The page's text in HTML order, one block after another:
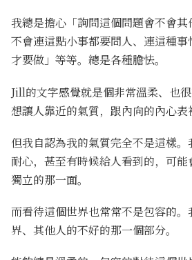
我總是擔心「詢問這個問題會不會
不會連這點小事都要問人、連這種
才要做」等等。總是各種膽怯。
Jill的文字感覺就是個非常溫柔、也
想讓人靠近的氣質，跟內向的內心表
但我自認為我的氣質完全不是這樣
耐心，甚至有時候給人看到的，可能
獨立的那一面。
而看待這個世界也常常不是包容的
界、其他人的不好的那一個部分。